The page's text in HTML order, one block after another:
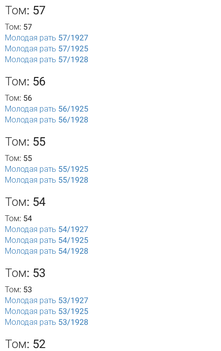
Том: 57
Том: 57
Молодая рать 57/1927
Молодая рать 57/1925
Молодая рать 57/1928
Том: 56
Том: 56
Молодая рать 56/1925
Молодая рать 56/1928
Том: 55
Том: 55
Молодая рать 55/1925
Молодая рать 55/1928
Том: 54
Том: 54
Молодая рать 54/1927
Молодая рать 54/1925
Молодая рать 54/1928
Том: 53
Том: 53
Молодая рать 53/1927
Молодая рать 53/1925
Молодая рать 53/1928
Том: 52